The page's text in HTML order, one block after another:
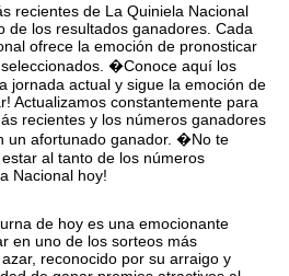
recientes de La Quiniela Nacional
de los resultados ganadores. Cada
ofrece la emoción de pronosticar
�Conoce aquí los
jornada actual y sigue la emoción de
Actualizamos constantemente para
recientes y los números ganadores
un afortunado ganador. �No te
al tanto de los números
Nacional hoy!
de hoy es una emocionante
en uno de los sorteos más
reconocido por su arraigo y